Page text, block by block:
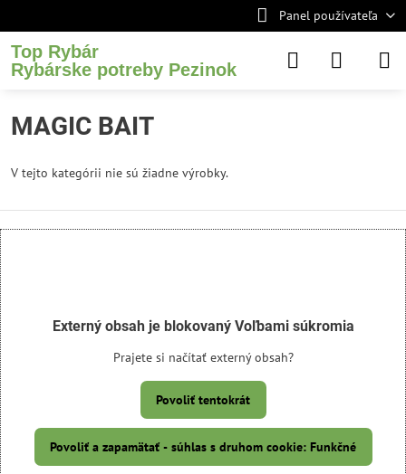
Panel používateľa
Top Rybár
Rybárske potreby Pezinok
MAGIC BAIT
V tejto kategórii nie sú žiadne výrobky.
Externý obsah je blokovaný Voľbami súkromia
Prajete si načítať externý obsah?
Povoliť tentokrát
Povoliť a zapamätať - súhlas s druhom cookie: Funkčné